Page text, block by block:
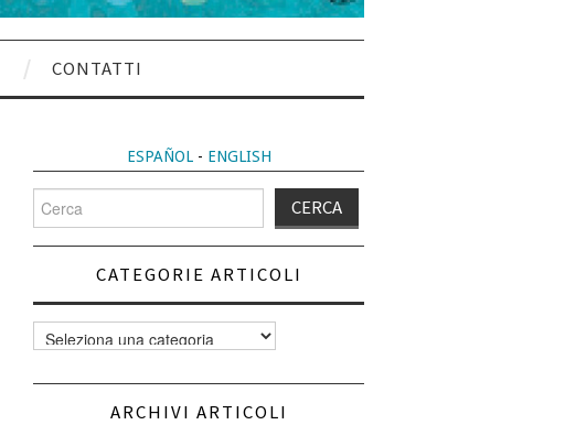
CONTATTI
ESPAÑOL- ENGLISH
per:
CATEGORIE ARTICOLI
Categorie
articoli
ARCHIVI ARTICOLI